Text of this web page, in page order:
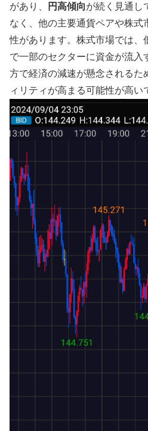
があり、
円高傾向が続く見通し
なく、他の主要通貨ペアや株式
性があります。株式市場では、
で一部のセクターに資金が流入
方で経済の減速が懸念されるた
ィリティが高まる可能性が高い